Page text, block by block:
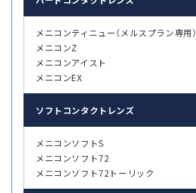
メニコンティニュー（メルスプラン専用）
メニコンZ
メニコンアイスト
メニコンEX
ソフト コンタクトレンズ
メニコンソフトS
メニコンソフト72
メニコンソフト72トーリック